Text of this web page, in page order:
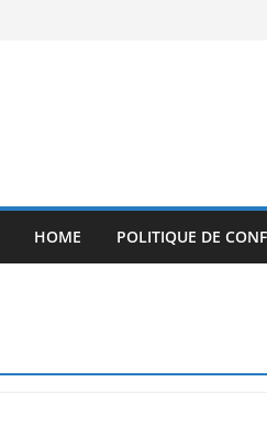
HOME POLITIQUE DE